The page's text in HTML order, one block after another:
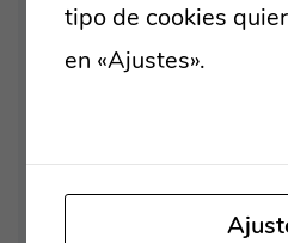
OVERRIDE
BRING TO
WIN
tipo de cookies
en «Ajustes».